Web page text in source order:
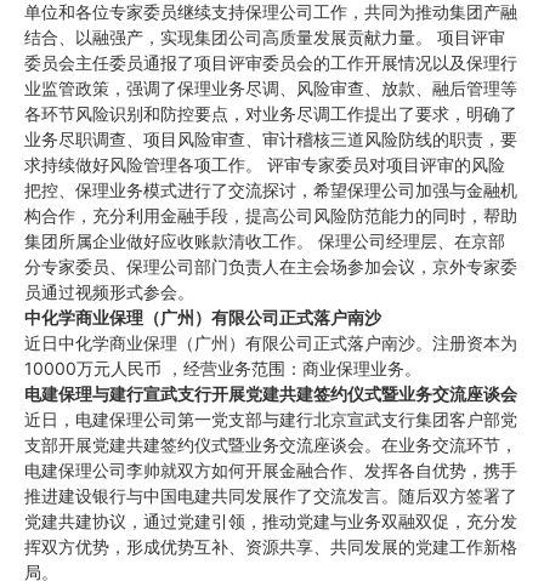
单位和各位专家委员继续支持保理公司工作，共同为推动集团产融
结合、以融强产，实现集团公司高质量发展贡献力量。 项目评审
委员会主任委员通报了项目评审委员会的工作开展情况以及保理行
业监管政策，强调了保理业务尽调、风险审查、放款、融后管理等
各环节风险识别和防控要点，对业务尽调工作提出了要求，明确了
业务尽职调查、项目风险审查、审计稽核三道风险防线的职责，要
求持续做好风险管理各项工作。 评审专家委员对项目评审的风险
把控、保理业务模式进行了交流探讨，希望保理公司加强与金融机
构合作，充分利用金融手段，提高公司风险防范能力的同时，帮助
集团所属企业做好应收账款清收工作。 保理公司经理层、在京部
分专家委员、保理公司部门负责人在主会场参加会议，京外专家委
员通过视频形式参会。
中化学商业保理（广州）有限公司正式落户南沙
近日中化学商业保理（广州）有限公司正式落户南沙。注册资本为
10000万元人民币 ，经营业务范围：商业保理业务。
电建保理与建行宣武支行开展党建共建签约仪式暨业务交流座谈会
近日，电建保理公司第一党支部与建行北京宣武支行集团客户部党
支部开展党建共建签约仪式暨业务交流座谈会。在业务交流环节，
电建保理公司李帅就双方如何开展金融合作、发挥各自优势，携手
推进建设银行与中国电建共同发展作了交流发言。随后双方签署了
党建共建协议，通过党建引领，推动党建与业务双融双促，充分发
挥双方优势，形成优势互补、资源共享、共同发展的党建工作新格
局。